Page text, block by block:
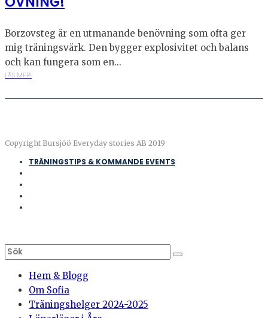
Borzovsteg är en utmanande benövning som ofta ger
mig träningsvärk. Den bygger explosivitet och balans
och kan fungera som en...
LÄS MER!
Copyright Bursjöö Everyday stories AB 2019
TRÄNINGSTIPS & KOMMANDE EVENTS
Hem & Blogg
Om Sofia
Träningshelger 2024-2025